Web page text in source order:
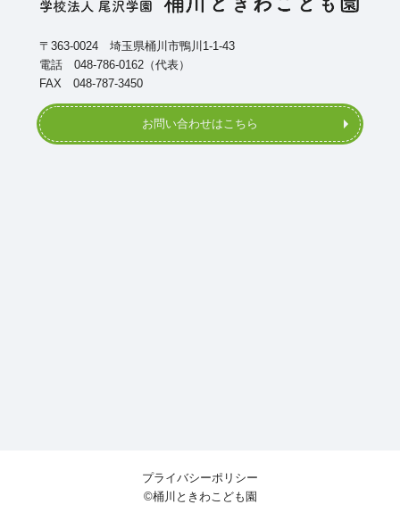
〒363-0024 埼玉県桶川市鴨川1-1-43
電話 048-786-0162（代表）
FAX 048-787-3450
お問い合わせはこちら
プライバシーポリシー
©桶川ときわこども園